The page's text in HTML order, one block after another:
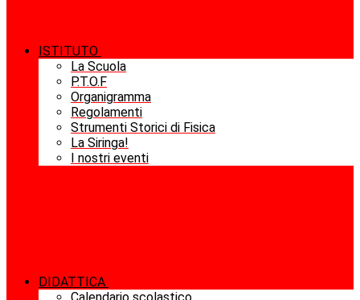
ISTITUTO
La Scuola
P.T.O.F
Organigramma
Regolamenti
Strumenti Storici di Fisica
La Siringa!
I nostri eventi
DIDATTICA